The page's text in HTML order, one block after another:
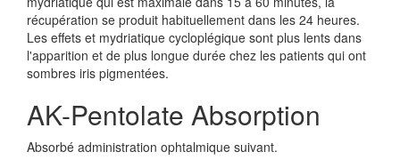
récupération se produit habituellement dans les 24 heures.
Les effets et mydriatique cycloplégique sont plus lents dans
l'apparition et de plus longue durée chez les patients qui ont
sombres iris pigmentées.
AK-Pentolate Absorption
Absorbé administration ophtalmique suivant.